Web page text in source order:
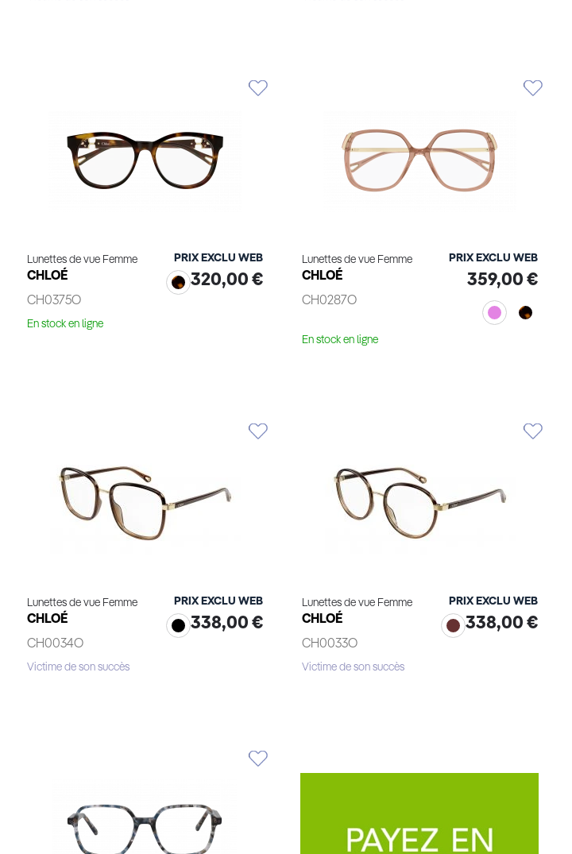
Lunettes de vue Femme
CHLOÉ
CH0375O
PRIX EXCLU WEB
320,00 €
En stock en ligne
Lunettes de vue Femme
CHLOÉ
CH0287O
PRIX EXCLU WEB
359,00 €
En stock en ligne
Lunettes de vue Femme
CHLOÉ
CH0034O
PRIX EXCLU WEB
338,00 €
Victime de son succès
Lunettes de vue Femme
CHLOÉ
CH0033O
PRIX EXCLU WEB
338,00 €
Victime de son succès